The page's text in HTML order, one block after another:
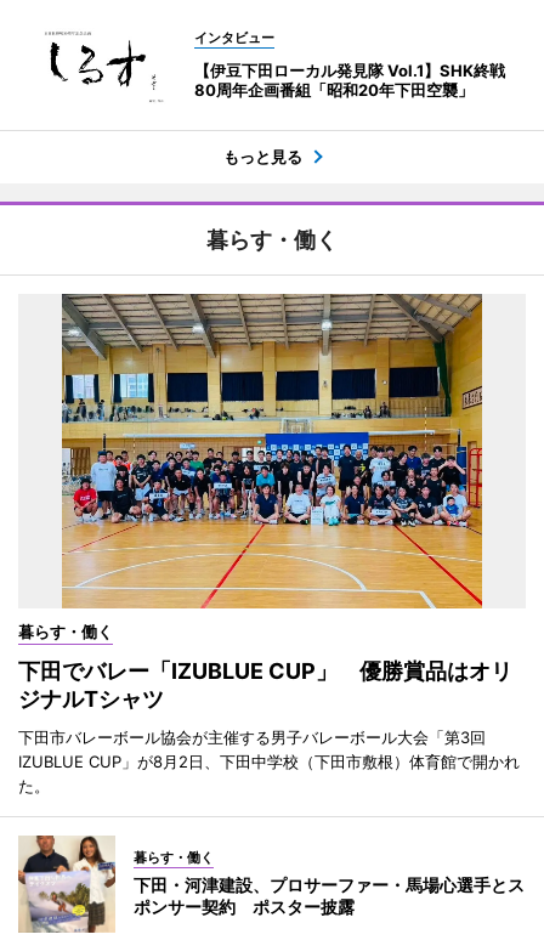
インタビュー
【伊豆下田ローカル発見隊 Vol.1】SHK終戦
80周年企画番組「昭和20年下田空襲」
もっと見る
暮らす・働く
暮らす・働く
下田でバレー「IZUBLUE CUP」 優勝賞品はオリ
ジナルTシャツ
下田市バレーボール協会が主催する男子バレーボール大会「第3回
IZUBLUE CUP」が8月2日、下田中学校（下田市敷根）体育館で開かれ
た。
暮らす・働く
下田・河津建設、プロサーファー・馬場心選手とス
ポンサー契約 ポスター披露